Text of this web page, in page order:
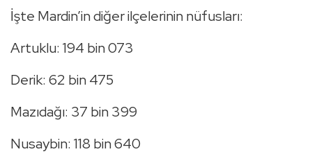
İşte Mardin’in diğer ilçelerinin nüfusları:
Artuklu: 194 bin 073
Derik: 62 bin 475
Mazıdağı: 37 bin 399
Nusaybin: 118 bin 640